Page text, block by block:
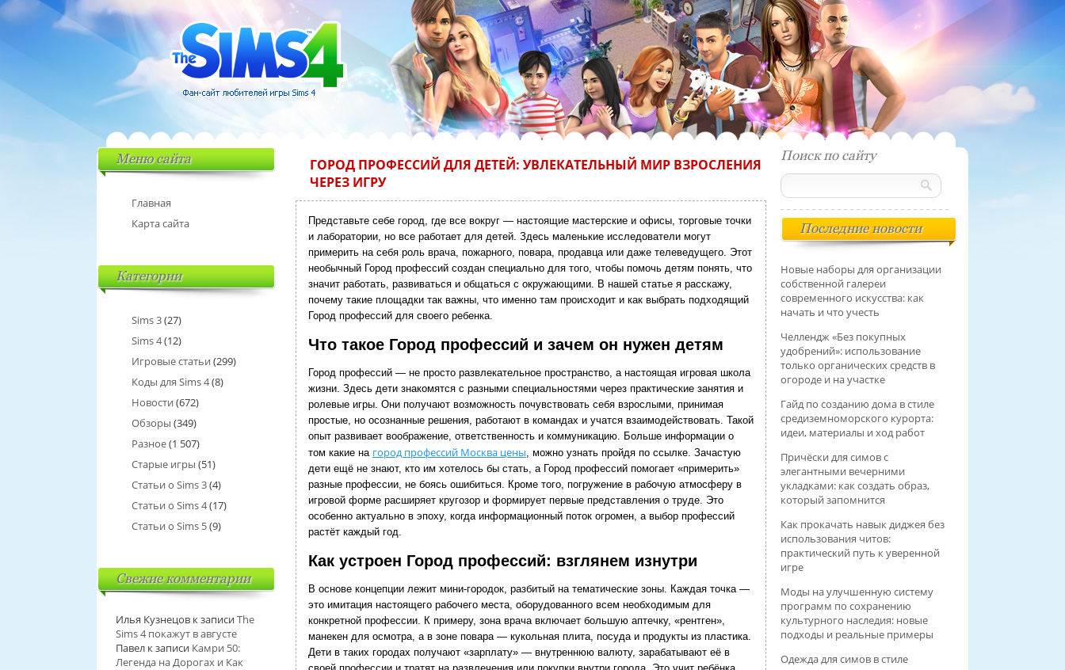
ГОРОД ПРОФЕССИЙ ДЛЯ ДЕТЕЙ: УВЛЕКАТЕЛЬНЫЙ МИР ВЗРОСЛЕНИЯ
ЧЕРЕЗ ИГРУ
Представьте себе город, где все вокруг — настоящие мастерские и офисы, торговые точки
и лаборатории, но все работает для детей. Здесь маленькие исследователи могут
примерить на себя роль врача, пожарного, повара, продавца или даже телеведущего. Этот
необычный Город профессий создан специально для того, чтобы помочь детям понять, что
значит работать, развиваться и общаться с окружающими. В нашей статье я расскажу,
почему такие площадки так важны, что именно там происходит и как выбрать подходящий
Город профессий для своего ребенка.
Что такое Город профессий и зачем он нужен детям
Город профессий — не просто развлекательное пространство, а настоящая игровая школа
жизни. Здесь дети знакомятся с разными специальностями через практические занятия и
ролевые игры. Они получают возможность почувствовать себя взрослыми, принимая
простые, но осознанные решения, работают в командах и учатся взаимодействовать. Такой
опыт развивает воображение, ответственность и коммуникацию. Больше информации о
том какие на город профессий Москва цены, можно узнать пройдя по ссылке. Зачастую
дети ещё не знают, кто им хотелось бы стать, а Город профессий помогает «примерить»
разные профессии, не боясь ошибиться. Кроме того, погружение в рабочую атмосферу в
игровой форме расширяет кругозор и формирует первые представления о труде. Это
особенно актуально в эпоху, когда информационный поток огромен, а выбор профессий
растёт каждый год.
Как устроен Город профессий: взглянем изнутри
В основе концепции лежит мини-городок, разбитый на тематические зоны. Каждая точка —
это имитация настоящего рабочего места, оборудованного всем необходимым для
конкретной профессии. К примеру, зона врача включает большую аптечку, «рентген»,
манекен для осмотра, а в зоне повара — кукольная плита, посуда и продукты из пластика.
Дети в таких городах получают «зарплату» — внутреннюю валюту, зарабатывают её в
Меню сайта
Главная
Карта сайта
Категории
Sims 3(27)
Sims 4(12)
Игровые статьи (299)
Коды для Sims 4(8)
Новости (672)
Обзоры (349)
Разное(1 507)
Старые игры (51)
Статьи о Sims 3(4)
Статьи о Sims 4(17)
Статьи о Sims 5(9)
Свежие комментарии
Илья Кузнецов к записиThe
Sims 4 покажут в августе
Павел к записи Камри 50:
Легенда на Дорогах и Как
Поиск по сайту
Последние новости
Новые наборы для организации
собственной галереи
современного искусства: как
начать и что учесть
Челлендж «Без покупных
удобрений»: использование
только органических средств в
огороде и на участке
Гайд по созданию дома в стиле
средиземноморского курорта:
идеи, материалы и ход работ
Причёски для симов с
элегантными вечерними
укладками: как создать образ,
который запомнится
Как прокачать навык диджея без
использования читов:
практический путь к уверенной
игре
Моды на улучшенную систему
программ по сохранению
культурного наследия: новые
подходы и реальные примеры
Одежда для симов в стиле